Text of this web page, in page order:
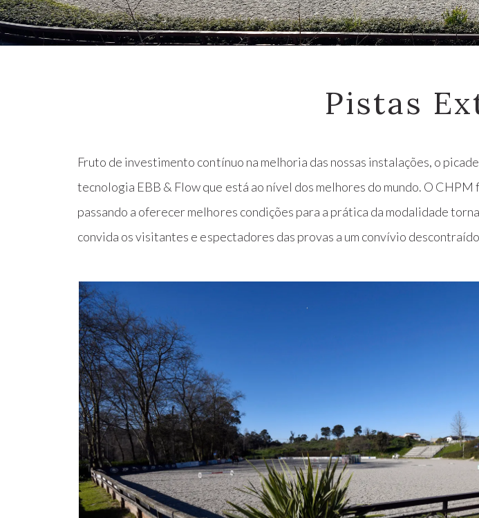
Pistas
Fruto de investimento contínuo na melhoria das nossas instalações, o
tecnologia EBB & Flow que está ao nível dos melhores do mundo. O
passando a oferecer melhores condições para a prática da modalidade
convida os visitantes e espectadores das provas a um convívio